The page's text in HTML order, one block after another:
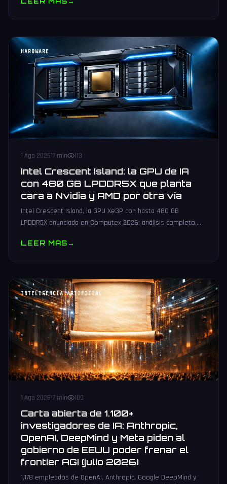
HARDWARE
1 Ago 202617 min 113
Intel Crescent Island: la GPU de IA
con 480 GB LPDDR5X que planta
cara a Nvidia y AMD por otra vía
Intel Crescent Island, la GPU Xe3P con hasta 480 GB
LPDDR5X anunciada en Computex 2026: análisis completo,
IPEX-LLM.
LEER MAS→
INTELIGENCIA ARTIFICIAL
1 Ago 202617 min 109
Carta abierta de 1.100+
investigadores de IA: Anthropic,
OpenAI, DeepMind y Meta piden al
gobierno de EEUU poder frenar el
frontier AGI (julio 2026)
1.178 empleados de OpenAI, Anthropic, Google DeepMind y